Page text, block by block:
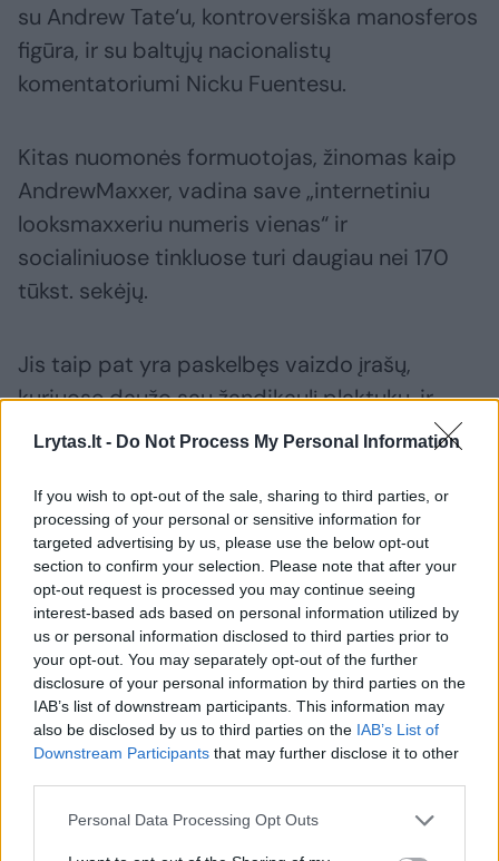
Lrytas.lt - Do Not Process My Personal Information
If you wish to opt-out of the sale, sharing to third parties, or
processing of your personal or sensitive information for
targeted advertising by us, please use the below opt-out
section to confirm your selection. Please note that after your
opt-out request is processed you may continue seeing
interest-based ads based on personal information utilized by
us or personal information disclosed to third parties prior to
your opt-out. You may separately opt-out of the further
disclosure of your personal information by third parties on the
IAB’s list of downstream participants. This information may
also be disclosed by us to third parties on the IAB’s List of
Downstream Participants that may further disclose it to other
Personal Data Processing Opt Outs
su Andrew Tate‘u, kontroversiška manosferos
figūra, ir su baltųjų nacionalistų
komentatoriumi Nicku Fuentesu.
Kitas nuomonės formuotojas, žinomas kaip
AndrewMaxxer, vadina save „internetiniu
looksmaxxeriu numeris vienas“ ir
socialiniuose tinkluose turi daugiau nei 170
tūkst. sekėjų.
Jis taip pat yra paskelbęs vaizdo įrašų,
kuriuose daužo sau žandikaulį plaktuku, ir
rekomenduoja sekėjams nuolat kramtyti
žandikaulį.
Veido plastinės chirurgijos specialistas dr.
Joshua Rosenbergas teigė, kad jaunų vyrų
bandymai žaloti savo veidus neturi jokio
mokslinio pagrindo.
„Tai tiesiog veido trauma, užmaskuota kaip
medicininė procedūra, ir nėra tokio pasaulio,
kuriame veido trauma duotų geresnį estetinį